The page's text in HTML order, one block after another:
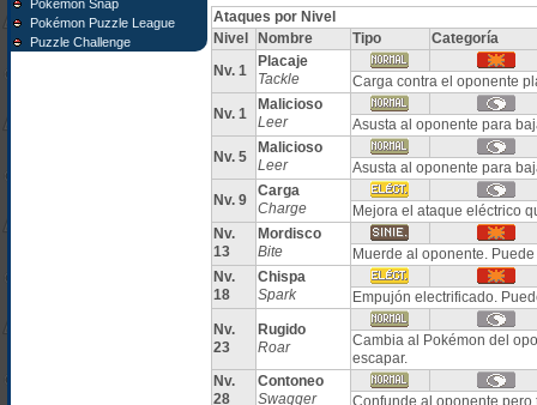
Pokémon Snap
Pokémon Puzzle League
Puzzle Challenge
Ataques por Nivel
Nivel
Nombre Tipo
Categoría
Nv. 1
Placaje
Tackle
Carga contra el oponente
Nv. 1
Malicioso
Leer
Asusta al oponente para
Nv. 5
Malicioso
Leer
Asusta al oponente para
Nv. 9
Carga
Charge
Mejora el ataque eléctrico
Nv.
13
Mordisco
Bite
Muerde al oponente.
Nv.
18
Chispa
Spark
Empujón electrificado.
Nv.
23
Rugido
Roar
Cambia al Pokémon del
escapar.
Nv.
28
Contoneo
Swagger
Confunde al oponente pero